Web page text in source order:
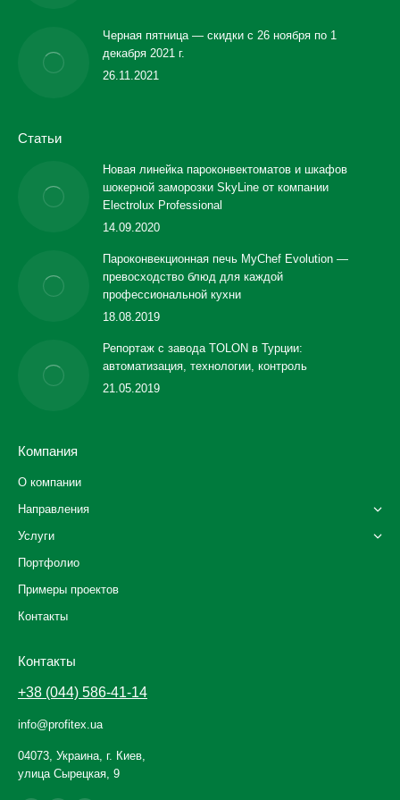
Черная пятница — скидки с 26 ноября по 1
декабря 2021 г.
26.11.2021
Статьи
Новая линейка пароконвектоматов и шкафов
шокерной заморозки SkyLine от компании
Electrolux Professional
14.09.2020
Пароконвекционная печь MyChef Evolution —
превосходство блюд для каждой
профессиональной кухни
18.08.2019
Репортаж с завода TOLON в Турции:
автоматизация, технологии, контроль
21.05.2019
Компания
О компании
Направления
Услуги
Портфолио
Примеры проектов
Контакты
Контакты
+38 (044) 586-41-14
info@profitex.ua
04073, Украина, г. Киев,
улица Сырецкая, 9